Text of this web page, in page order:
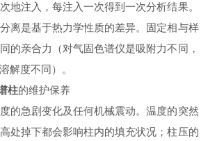
地注入，每注入一次得到一次分析结果。
离是基于热力学性质的差异。固定相与样
的亲合力（对气固色谱仪是吸附力不同，
解度不同）。
柱的维护保养
急剧变化及任何机械震动。温度的突然
处掉下都会影响柱内的填充状况；柱压的